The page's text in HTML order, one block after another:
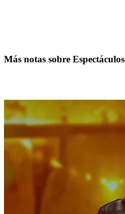
Más notas sobre Espectáculos